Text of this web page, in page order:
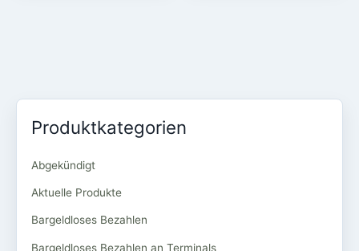
Produktkategorien
Abgekündigt
Aktuelle Produkte
Bargeldloses Bezahlen
Bargeldloses Bezahlen an Terminals